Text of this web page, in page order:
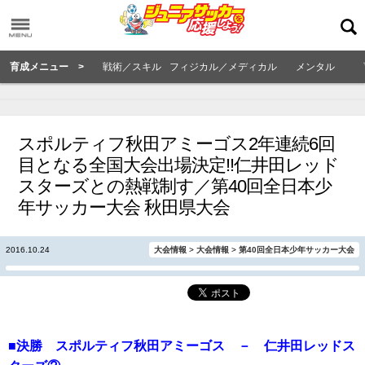
育成メニュー > 戦術／スキル フィジカル／メディカル メンタル
スポルティフ秋田アミーゴス2年連続6回
目となる全国大会出場決定!!仁井田レッド
スターズとの熱戦制す／第40回全日本少
年サッカー大会 秋田県大会
2016.10.24 大会情報 > 大会情報 > 第40回全日本少年サッカー大会
■決勝 スポルティフ秋田アミーゴス － 仁井田レッドス